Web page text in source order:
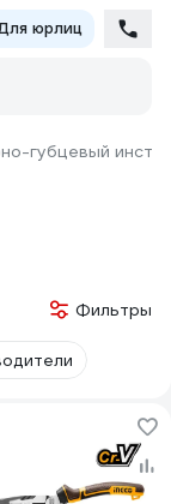
юрлиц
губцевый
Фильтры